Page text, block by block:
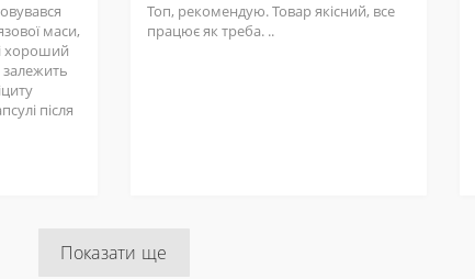
маси,
хороший
після
Топ, рекомендую. Товар якісний, все
працює як треба. ..
Показати ще